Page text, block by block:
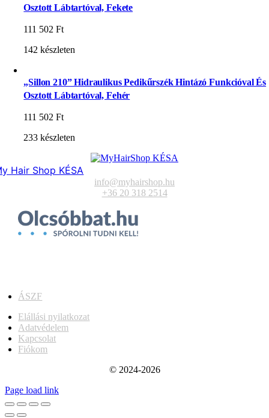
Osztott Lábtartóval, Fekete
111 502Ft
142 készleten
„Sillon 210” Hidraulikus Pedikűrszék Hintázó Funkcióval És
Osztott Lábtartóval, Fehér
111 502Ft
233 készleten
Hair Shop KÉSA
info@myhairshop.hu
+36 20 318 2514
ÁSZF
Elállási nyilatkozat
Adatvédelem
Kapcsolat
Fiókom
© 2024-2026
Page load link